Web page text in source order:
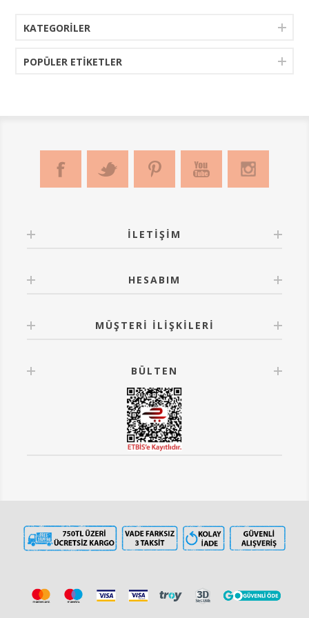
KATEGORILER
POPÜLER ETIKETLER
İLETIŞIM
HESABIM
MÜŞTERI İLIŞKILERI
BÜLTEN